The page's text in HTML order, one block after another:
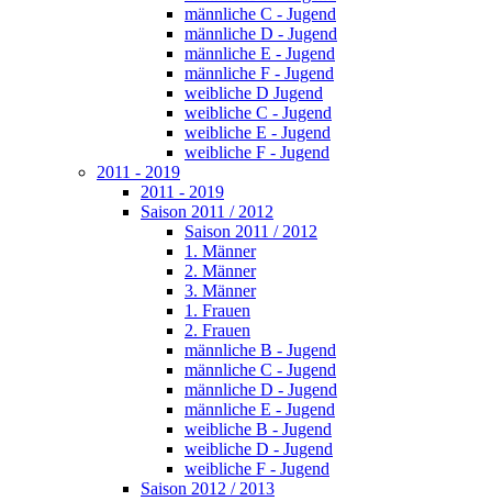
männliche C - Jugend
männliche D - Jugend
männliche E - Jugend
männliche F - Jugend
weibliche D Jugend
weibliche C - Jugend
weibliche E - Jugend
weibliche F - Jugend
2011 - 2019
2011 - 2019
Saison 2011 / 2012
Saison 2011 / 2012
1. Männer
2. Männer
3. Männer
1. Frauen
2. Frauen
männliche B - Jugend
männliche C - Jugend
männliche D - Jugend
männliche E - Jugend
weibliche B - Jugend
weibliche D - Jugend
weibliche F - Jugend
Saison 2012 / 2013